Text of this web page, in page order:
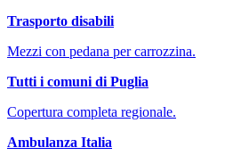
Trasporto disabili
Mezzi con pedana per carrozzina.
Tutti i comuni di Puglia
Copertura completa regionale.
Ambulanza Italia